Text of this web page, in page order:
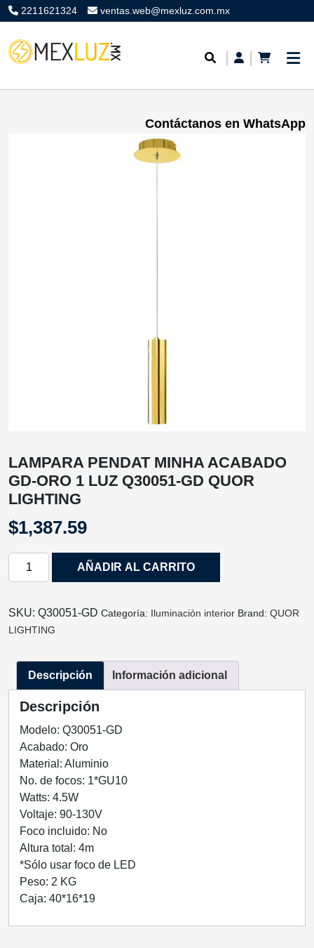
2211621324 ventas.web@mexluz.com.mx
Contáctanos en WhatsApp
LAMPARA PENDAT MINHA ACABADO
GD-ORO 1 LUZ Q30051-GD QUOR
LIGHTING
$1,387.59
LAMPARA
ACABADO
GD-
LUZ
Q30051-
GD
QUOR
LIGHTING
cantidad
AÑADIR AL CARRITO
SKU: Q30051-GD Categoría: Iluminaciòn interior Brand: QUOR
LIGHTING
Descripción Información adicional
Descripción
Modelo: Q30051-GD
Acabado: Oro
Material: Aluminio
No. de focos: 1*GU10
Watts: 4.5W
Voltaje: 90-130V
Foco incluido: No
Altura total: 4m
*Sólo usar foco de LED
Peso: 2 KG
Caja: 40*16*19